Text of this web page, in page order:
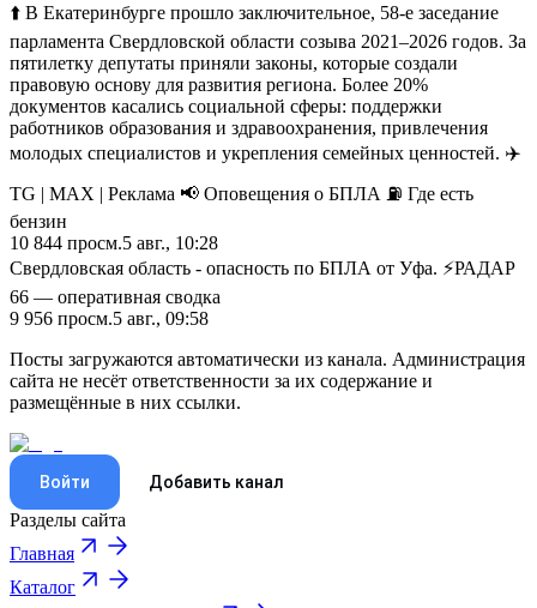
⬆️ В Екатеринбурге прошло заключительное, 58-е заседание
парламента Свердловской области созыва 2021–2026 годов. За
пятилетку депутаты приняли законы, которые создали
правовую основу для развития региона. Более 20%
документов касались социальной сферы: поддержки
работников образования и здравоохранения, привлечения
молодых специалистов и укрепления семейных ценностей. ✈️
TG | MAX | Реклама 📢 Оповещения о БПЛА ⛽️ Где есть
бензин
10 844 просм.5 авг., 10:28
Свердловская область - опасность по БПЛА от Уфа. ⚡️РАДАР
66 — оперативная сводка
9 956 просм.5 авг., 09:58
Посты загружаются автоматически из канала. Администрация
сайта не несёт ответственности за их содержание и
размещённые в них ссылки.
Войти Добавить канал
Разделы сайта
Главная
Каталог